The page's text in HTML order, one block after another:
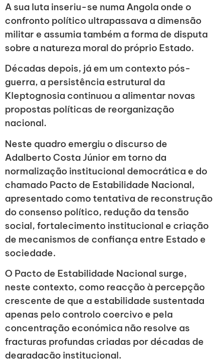
A sua luta inseriu-se numa Angola onde o
confronto político ultrapassava a dimensão
militar e assumia também a forma de disputa
sobre a natureza moral do próprio Estado.
Décadas depois, já em um contexto pós-
guerra, a persistência estrutural da
Kleptognosia continuou a alimentar novas
propostas políticas de reorganização
nacional.
Neste quadro emergiu o discurso de
Adalberto Costa Júnior em torno da
normalização institucional democrática e do
chamado Pacto de Estabilidade Nacional,
apresentado como tentativa de reconstrução
do consenso político, redução da tensão
social, fortalecimento institucional e criação
de mecanismos de confiança entre Estado e
sociedade.
O Pacto de Estabilidade Nacional surge,
neste contexto, como reacção à percepção
crescente de que a estabilidade sustentada
apenas pelo controlo coercivo e pela
concentração económica não resolve as
fracturas profundas criadas por décadas de
degradação institucional.